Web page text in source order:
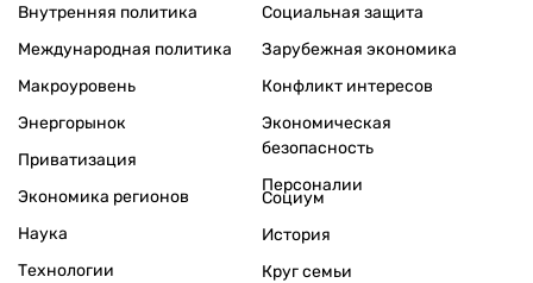
Внутренняя политика
Международная политика
Макроуровень
Энергорынок
Приватизация
Экономика регионов
Социальная защита
Зарубежная экономика
Конфликт интересов
Экономическая
безопасность
Персоналии
Наука
Технологии
Социум
История
Круг семьи